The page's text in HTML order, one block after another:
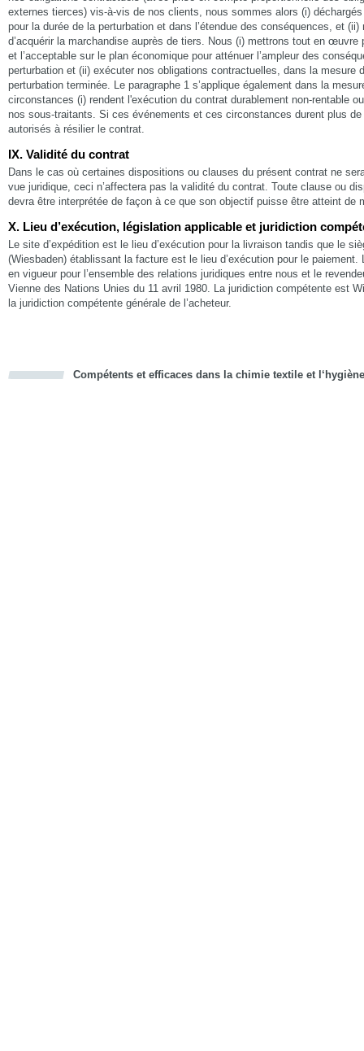
externes tierces) vis-à-vis de nos clients, nous sommes alors (i)
pour la durée de la perturbation et dans l’étendue des conséquences, et
d’acquérir la marchandise auprès de tiers. Nous (i) mettrons tout en œuvre
et l’acceptable sur le plan économique pour atténuer l’ampleur des
perturbation et (ii) exécuter nos obligations contractuelles, dans la mesure
perturbation terminée. Le paragraphe 1 s’applique également dans la
circonstances (i) rendent l'exécution du contrat durablement non-rentable
nos sous-traitants. Si ces événements et ces circonstances durent plus
autorisés à résilier le contrat.
IX. Validité du contrat
Dans le cas où certaines dispositions ou clauses du présent contrat ne
vue juridique, ceci n’affectera pas la validité du contrat. Toute clause ou
devra être interprétée de façon à ce que son objectif puisse être atteint
X. Lieu d’exécution, législation applicable et juridiction
Le site d’expédition est le lieu d’exécution pour la livraison tandis que le
(Wiesbaden) établissant la facture est le lieu d’exécution pour le
en vigueur pour l’ensemble des relations juridiques entre nous et le
Vienne des Nations Unies du 11 avril 1980. La juridiction compétente est
la juridiction compétente générale de l’acheteur.
Compétents et efficaces dans la chimie textile et l‘hygiène